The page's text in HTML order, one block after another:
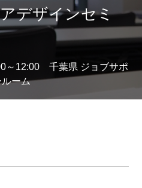
デザインセミ
～12:00 千葉県 ジョブサポ
ーム